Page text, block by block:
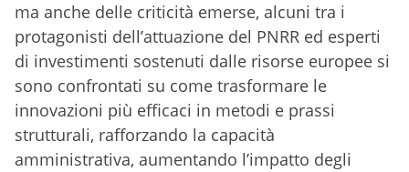
ma anche delle criticità emerse, alcuni tra i
protagonisti dell’attuazione del PNRR ed esperti
di investimenti sostenuti dalle risorse europee si
sono confrontati su come trasformare le
innovazioni più efficaci in metodi e prassi
strutturali, rafforzando la capacità
amministrativa, aumentando l’impatto degli